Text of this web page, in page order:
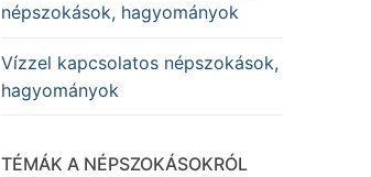
népszokások, hagyományok
Vízzel kapcsolatos népszokások,
hagyományok
TÉMÁK A NÉPSZOKÁSOKRÓL